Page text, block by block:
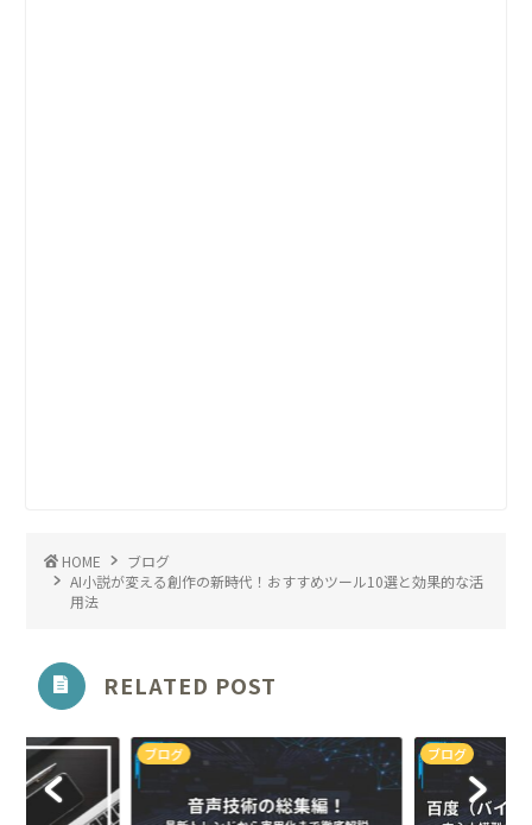
HOME
ブログ
AI小説が変える創作の新時代！おすすめツール10選と効果的な活
用法
RELATED POST
ブログ ブログ